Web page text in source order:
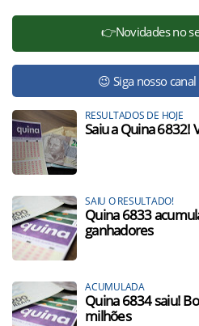
👉Novidades no
😉 Siga nosso
RESULTADOS DE HOJE
Saiu a Quina 6832!
SAIU O RESULTADO!
Quina 6833
ganhadores
ACUMULADA
Quina 6834 saiu!
milhões